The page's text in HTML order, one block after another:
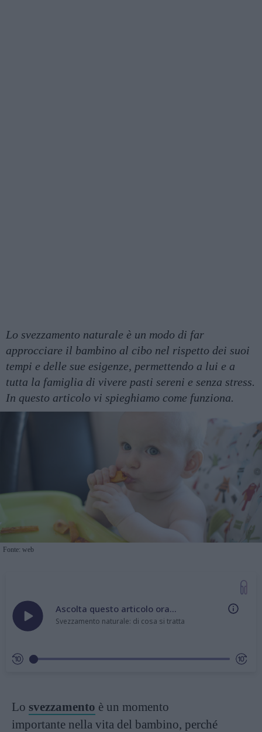
Lo svezzamento naturale è un modo di far
approcciare il bambino al cibo nel rispetto dei suoi
tempi e delle sue esigenze, permettendo a lui e a
tutta la famiglia di vivere pasti sereni e senza stress.
In questo articolo vi spieghiamo come funziona.
Fonte: web
Ascolta questo articolo ora...
Svezzamento naturale: di cosa si tratta
Lo svezzamento è un momento
importante nella vita del bambino, perché